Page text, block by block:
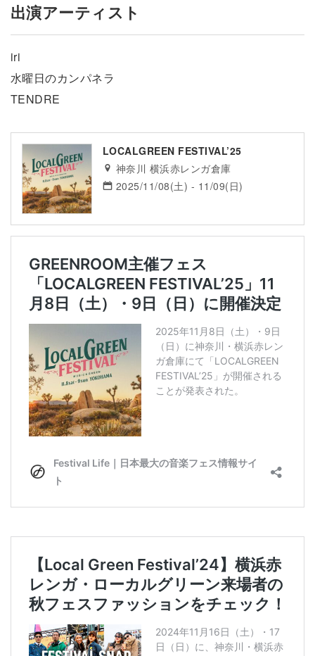
出演アーティスト
iri
水曜日のカンパネラ
TENDRE
LOCALGREEN FESTIVAL’25
神奈川 横浜赤レンガ倉庫
2025/11/08(土) - 11/09(日)